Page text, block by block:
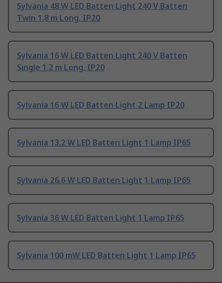
Sylvania 48 W LED Batten Light 240 V Batten
Twin 1.8 m Long, IP20
Sylvania 16 W LED Batten Light 240 V Batten
Single 1.2 m Long, IP20
Sylvania 16 W LED Batten Light 2 Lamp IP20
Sylvania 13.2 W LED Batten Light 1 Lamp IP65
Sylvania 26.6 W LED Batten Light 1 Lamp IP65
Sylvania 36 W LED Batten Light 1 Lamp IP65
Sylvania 100 mW LED Batten Light 1 Lamp IP65